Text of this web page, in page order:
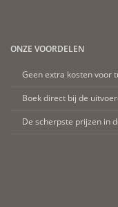
ONZE VOORDELEN
Geen extra kosten voor
Boek direct bij de
De scherpste prijzen in